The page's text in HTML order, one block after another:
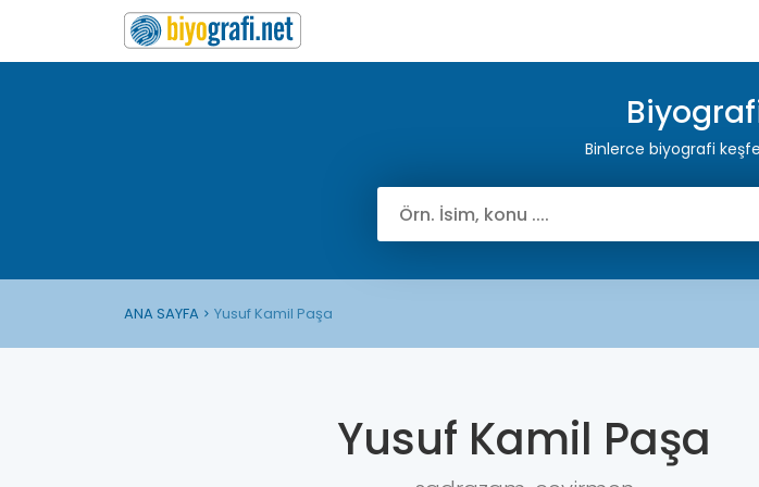
Binlerce biyografi
ANA SAYFA Yusuf Kamil Paşa
Yusuf Kamil Paşa